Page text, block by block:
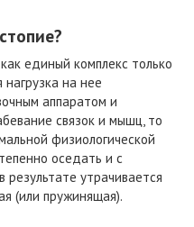
единый комплекс только
на нее
аппаратом и
связок и мышц, то
физиологической
оседать и с
утрачивается
(или пружинящая).